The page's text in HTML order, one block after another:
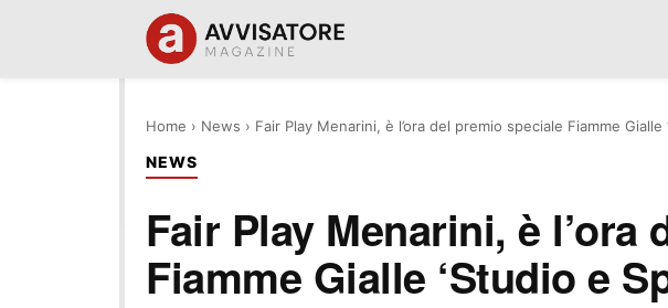
Home › News › Fair Play Menarini, è l’ora del premio speciale Fiamme Gialle
NEWS
Fair Play Menarini, è
Fiamme Gialle ‘Studio e